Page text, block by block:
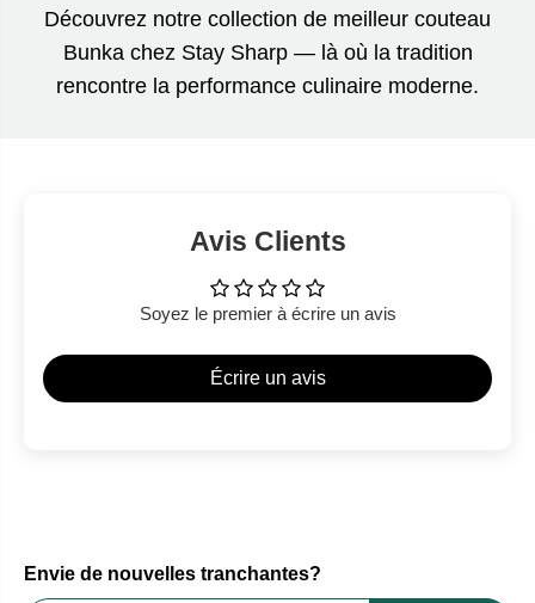
Découvrez notre collection de meilleur couteau
Bunka chez Stay Sharp — là où la tradition
rencontre la performance culinaire moderne.
Avis Clients
Soyez le premier à écrire un avis
Écrire un avis
Envie de nouvelles tranchantes?